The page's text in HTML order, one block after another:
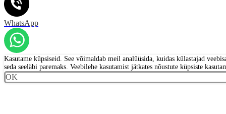
WhatsApp
Kasutame küpsiseid. See võimaldab meil analüüsida, kuidas külastajad
seda seeläbi paremaks. Veebilehe kasutamist jätkates nõustute küpsiste
OK